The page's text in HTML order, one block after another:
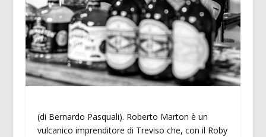
(di Bernardo Pasquali). Roberto Marton è un
vulcanico imprenditore di Treviso che, con il Roby